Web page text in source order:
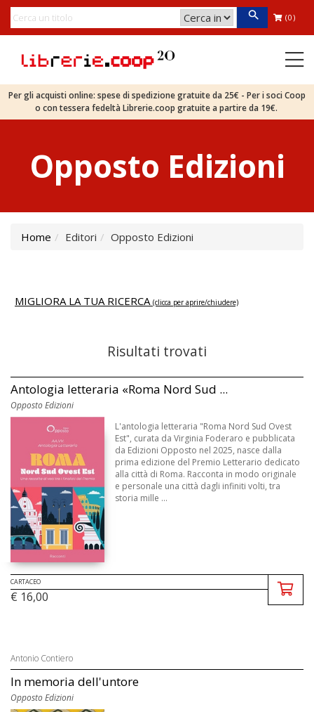
(0)
Per gli acquisti online: spese di spedizione gratuite da 25€ - Per i soci Coop
o con tessera fedeltà Librerie.coop gratuite a partire da 19€.
Opposto Edizioni
Home Editori Opposto Edizioni
MIGLIORA LA TUA RICERCA (clicca per aprire/chiudere)
Risultati trovati
Antologia letteraria «Roma Nord Sud ...
Opposto Edizioni
L'antologia letteraria "Roma Nord Sud Ovest
Est", curata da Virginia Foderaro e pubblicata
da Edizioni Opposto nel 2025, nasce dalla
prima edizione del Premio Letterario dedicato
alla città di Roma. Racconta in modo originale
e personale una città dagli infiniti volti, tra
storia mille ...
CARTACEO
€ 16,00
Antonio Contiero
In memoria dell'untore
Opposto Edizioni